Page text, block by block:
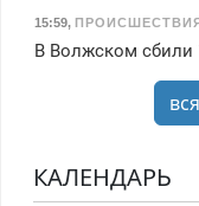
15:59, ПРОИСШЕСТВИЯ
В Волжском сбили
КАЛЕНДАРЬ